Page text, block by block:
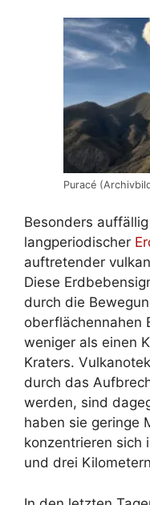
Puracé
Besonders
langperiodischer
auftretender
Diese
durch die
oberflächennahen
weniger als einen
Kraters.
durch das
werden, sind
haben sie geringe
konzentrieren sich
und drei